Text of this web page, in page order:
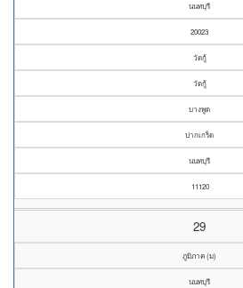
นนทบุรี
20023
วัดกู้
วัดกู้
บางพูด
ปากเกร็ด
นนทบุรี
11120
29
ภูมิภาค (ม)
นนทบุรี